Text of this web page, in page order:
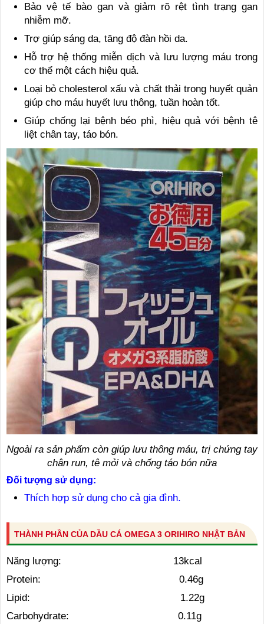
Bảo vệ tế bào gan và giảm rõ rệt tình trạng gan
nhiễm mỡ.
Trợ giúp sáng da, tăng độ đàn hồi da.
Hỗ trợ hệ thống miễn dịch và lưu lượng máu trong
cơ thể một cách hiệu quả.
Loại bỏ cholesterol xấu và chất thải trong huyết quản
giúp cho máu huyết lưu thông, tuần hoàn tốt.
Giúp chống lại bệnh béo phì, hiệu quả với bệnh tê
liệt chân tay, táo bón.
Ngoài ra sản phẩm còn giúp lưu thông máu, trị chứng tay
chân run, tê mỏi và chống táo bón nữa
Đối tượng sử dụng:
Thích hợp sử dụng cho cả gia đình.
THÀNH PHẦN CỦA DẦU CÁ OMEGA 3 ORIHIRO NHẬT BẢN
Năng lượng: 13kcal
Protein: 0.46g
Lipid: 1.22g
Carbohydrate: 0.11g